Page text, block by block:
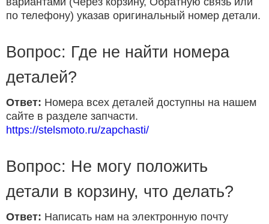
по телефону) указав оригинальный номер детали.
Вопрос: Где не найти номера
деталей?
Ответ: Номера всех деталей доступны на нашем
сайте в разделе запчасти.
https://stelsmoto.ru/zapchasti/
Вопрос: Не могу положить
детали в корзину, что делать?
Ответ: Написать нам на электронную почту